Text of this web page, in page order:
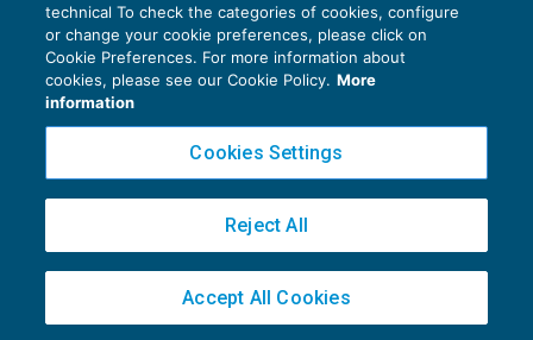
Come ottenere il massimo dalle riunioni
in studio con una procedura
CRESCITA PROFESSIONALE05/05/2026
diElis Karaj – Consulente di BDM Associati SRL
technical To check the categories of cookies, configure
or change your cookie preferences, please click on
Cookie Preferences. For more information about
cookies, please see our Cookie Policy. More
information
Cookies Settings
Reject All
Accept All Cookies